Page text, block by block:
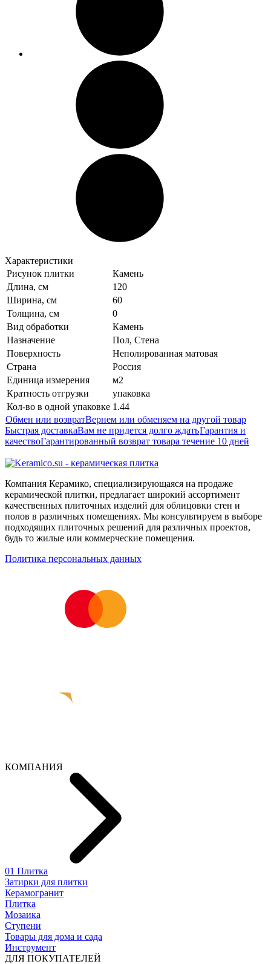
Характеристики
Рисунок плитки
Камень
Длина, см
120
Ширина, см
60
Толщина, см
0
Вид обработки
Камень
Назначение
Пол, Стена
Поверхность
Неполированная матовая
Страна
Россия
Единица измерения
м2
Кратность отгрузки
упаковка
Кол-во в одной упаковке 1.44
Обмен или возвратВернем или обменяем на другой товар
Быстрая доставкаВам не придется долго ждатьГарантия и
качествоГарантированный возврат товара течение 10 дней
Компания Керамико, специализирующаяся на продаже
керамической плитки, предлагает широкий ассортимент
качественных плиточных изделий для облицовки стен и
полов в различных помещениях. Мы консультируем в выборе
подходящих плиточных решений для различных проектов,
будь то жилые или коммерческие помещения.
Политика персональных данных
КОМПАНИЯ
01 Плитка
Затирки для плитки
Керамогранит
Плитка
Мозаика
Ступени
Товары для дома и сада
Инструмент
ДЛЯ ПОКУПАТЕЛЕЙ